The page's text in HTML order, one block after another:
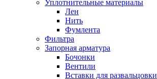
Уплотнительные материалы
Лен
Нить
Фумлента
Фильтра
Запорная арматура
Бочонки
Вентили
Вставки для развальцовки